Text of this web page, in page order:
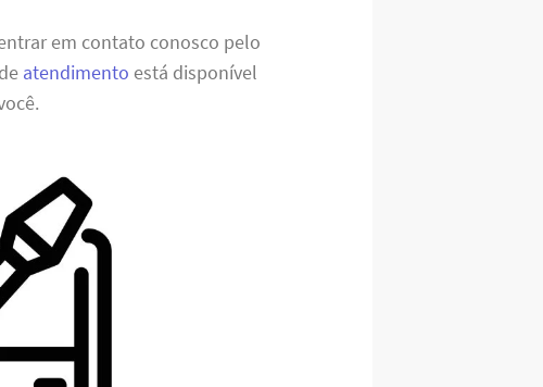
em contato conosco pelo
atendimento está disponível